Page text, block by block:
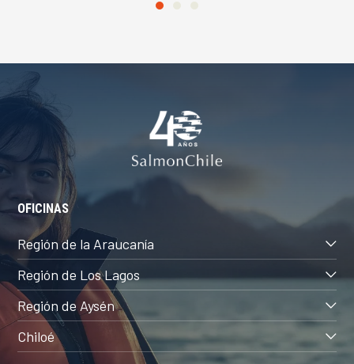
OFICINAS
Región de la Araucanía
Región de Los Lagos
Región de Aysén
Chiloé